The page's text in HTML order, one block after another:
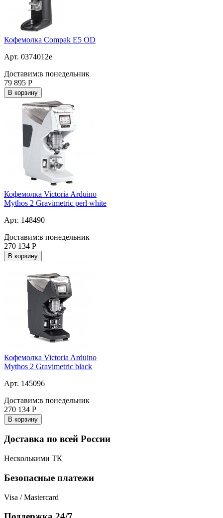
Кофемолка Compak E5 OD
Арт. 0374012e
Доставим:в понедельник
79 895 Р
В корзину
Кофемолка Victoria Arduino
Mythos 2 Gravimetric perl white
Арт. 148490
Доставим:в понедельник
270 134 Р
В корзину
Кофемолка Victoria Arduino
Mythos 2 Gravimetric black
Арт. 145096
Доставим:в понедельник
270 134 Р
В корзину
Доставка по всей России
Несколькими ТК
Безопасные платежи
Visa / Mastercard